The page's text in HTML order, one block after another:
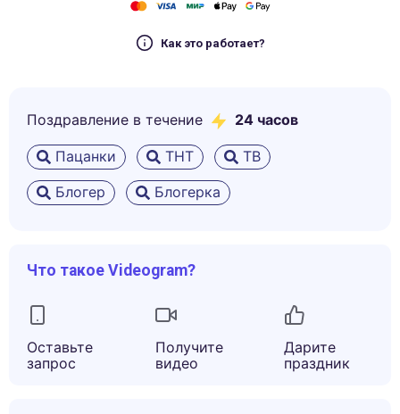
Как это работает?
Поздравление в течение 24 часов
Пацанки ТНТ
ТВ
Блогер
Блогерка
Что такое Videogram?
Оставьте
запрос
Получите
видео
Дарите
праздник